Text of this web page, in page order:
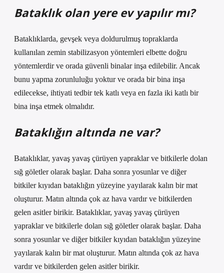
Bataklık olan yere ev yapılır mı?
Bataklıklarda, gevşek veya doldurulmuş topraklarda
kullanılan zemin stabilizasyon yöntemleri elbette doğru
yöntemlerdir ve orada güvenli binalar inşa edilebilir. Ancak
bunu yapma zorunluluğu yoktur ve orada bir bina inşa
edilecekse, ihtiyati tedbir tek katlı veya en fazla iki katlı bir
bina inşa etmek olmalıdır.
Bataklığın altında ne var?
Bataklıklar, yavaş yavaş çürüyen yapraklar ve bitkilerle dolan
sığ göletler olarak başlar. Daha sonra yosunlar ve diğer
bitkiler kıyıdan bataklığın yüzeyine yayılarak kalın bir mat
oluşturur. Matın altında çok az hava vardır ve bitkilerden
gelen asitler birikir. Bataklıklar, yavaş yavaş çürüyen
yapraklar ve bitkilerle dolan sığ göletler olarak başlar. Daha
sonra yosunlar ve diğer bitkiler kıyıdan bataklığın yüzeyine
yayılarak kalın bir mat oluşturur. Matın altında çok az hava
vardır ve bitkilerden gelen asitler birikir.